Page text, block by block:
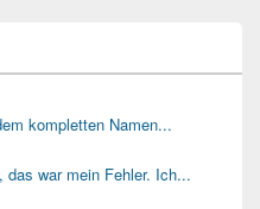
kompletten Namen...
war mein Fehler. Ich...